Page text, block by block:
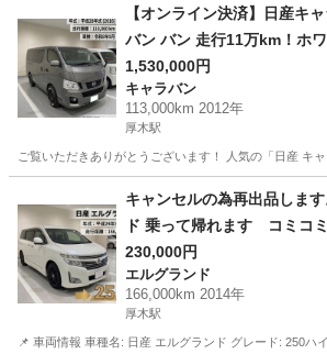
【オンライン決済】日産キ
バン バン 走行11万km！ホ
様・カスタム
1,530,000円
キャラバン
113,000km 2012年
厚木駅
ご覧いただきありがとうございます！ 人気の「日産 キ
海老名市 厚木駅 キャラバン
キャンセルの為再出品しま
ド 乗って帰れます コミコ
230,000円
エルグランド
166,000km 2014年
厚木駅
📌 車両情報 車種名: 日産 エルグランド グレード: 250